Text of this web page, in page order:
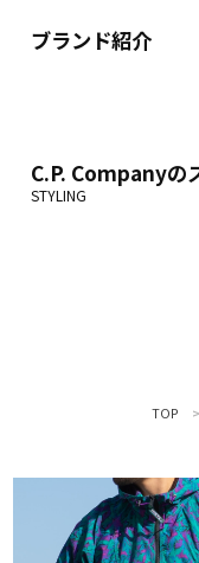
ブランド紹介
C.P. Companyの
TOP >